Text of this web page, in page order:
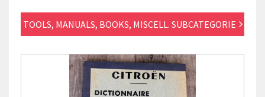
TOOLS, MANUALS, BOOKS, MISCELL. SUBCATEGORIE